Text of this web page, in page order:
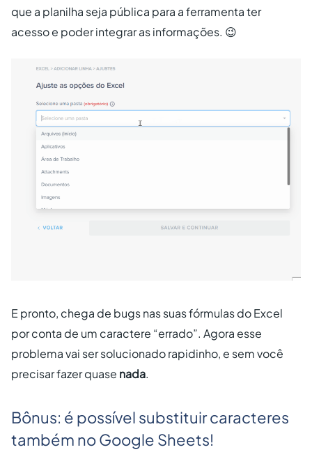
que a planilha seja pública para a ferramenta ter
acesso e poder integrar as informações. 😉
E pronto, chega de bugs nas suas fórmulas do Excel
por conta de um caractere “errado”. Agora esse
problema vai ser solucionado rapidinho, e sem você
precisar fazer quase nada.
Bônus: é possível substituir caracteres
também no Google Sheets!